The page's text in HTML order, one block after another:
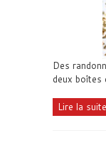
Des
deux boîtes
Lire la